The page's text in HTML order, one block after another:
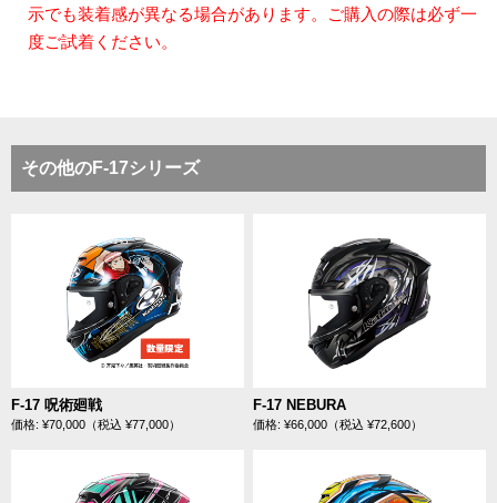
示でも装着感が異なる場合があります。ご購入の際は必ず一
度ご試着ください。
その他のF-17シリーズ
F-17 呪術廻戦
価格: ¥70,000（税込 ¥77,000）
F-17 NEBURA
価格: ¥66,000（税込 ¥72,600）